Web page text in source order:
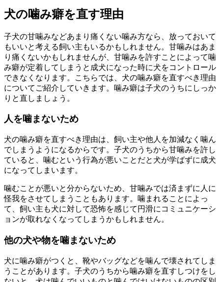
犬の噛み癖を直す理由
子犬の甘噛みなどあまり痛くない噛み方なら、放っておいて
もいいと考える飼い主もいるかもしれません。甘噛みはあま
り痛くないかもしれませんが、甘噛みを許すことによって噛
み癖が定着してしまうと成犬になった時に犬をコントロール
できなくなります。こちらでは、犬の噛み癖を直すべき理由
についてご紹介していきます。噛み癖は子犬のうちにしっか
りと直しましょう。
人を噛まないため
犬の噛み癖を直すべき理由は、飼い主や他人を加減なく噛ん
でしまうようになるからです。子犬のうちから甘噛みを許し
ていると、噛むという行為が悪いことだと犬が学ばずに成犬
になってしまいます。
噛むことが悪いと分からないため、甘噛みでは済まずに人に
怪我をさせてしまうこともあります。噛まれることによっ
て、飼い主も犬に対して恐怖を感じて円滑にコミュニケーシ
ョンが取れなくなってしまうかもしれません。
他の犬や物を噛まないため
犬に噛み癖がつくと、靴やバッグなどを噛んで壊されてしま
うことがあります。子犬のうちから噛み癖を直すしつけをし